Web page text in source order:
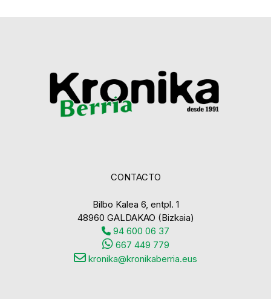
CONTACTO
Bilbo Kalea 6, entpl. 1
48960 GALDAKAO (Bizkaia)
94 600 06 37
667 449 779
kronika@kronikaberria.eus